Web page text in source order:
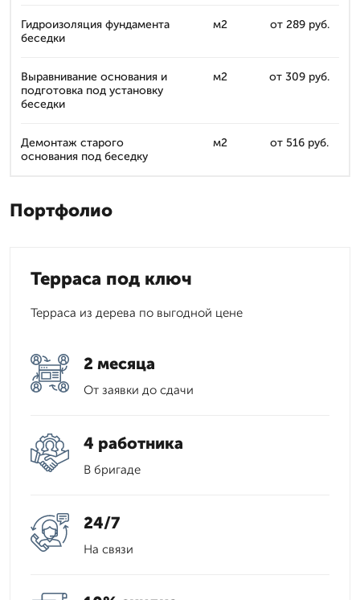
Гидроизоляция фундамента
беседки
м2 от 289 руб.
Выравнивание основания и
подготовка под установку
беседки
м2 от 309 руб.
Демонтаж старого
основания под беседку
м2 от 516 руб.
Портфолио
Терраса под ключ
Терраса из дерева по выгодной цене
2 месяца
От заявки до сдачи
4 работника
В бригаде
24/7
На связи